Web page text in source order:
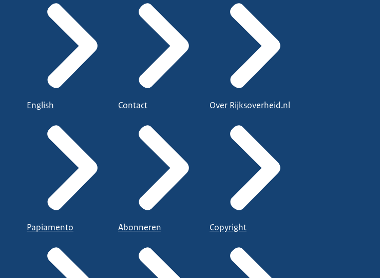
English
Papiamento
Contact
Abonneren
Over Rijksoverheid.nl
Copyright